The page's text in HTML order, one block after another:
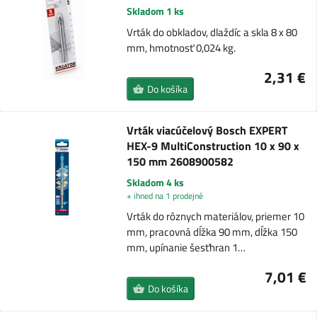
Skladom 1 ks
Vrták do obkladov, dlaždíc a skla 8 x 80
mm, hmotnosť 0,024 kg.
2,31 €
Do košíka
Vrták viacúčelový Bosch EXPERT
HEX-9 MultiConstruction 10 x 90 x
150 mm 2608900582
Skladom 4 ks
+ ihned na 1 prodejně
Vrták do rôznych materiálov, priemer 10
mm, pracovná dĺžka 90 mm, dĺžka 150
mm, upínanie šesťhran 1…
7,01 €
Do košíka